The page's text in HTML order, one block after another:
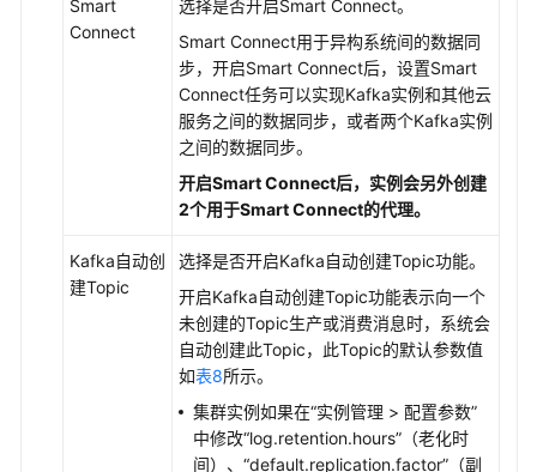
Smart
Connect
选择是否开启Smart Connect。
Smart Connect用于异构系统间的数据同
步，开启Smart Connect后，设置Smart
Connect任务可以实现Kafka实例和其他云
服务之间的数据同步，或者两个Kafka实例
之间的数据同步。
开启Smart Connect后，实例会另外创建
2个用于Smart Connect的代理。
Kafka自动创
建Topic
选择是否开启Kafka自动创建Topic功能。
开启Kafka自动创建Topic功能表示向一个
未创建的Topic生产或消费消息时，系统会
自动创建此Topic，此Topic的默认参数值
如表8所示。
集群实例如果在“实例管理 > 配置参数”
中修改“log.retention.hours”（老化时
间）、“default.replication.factor”（副